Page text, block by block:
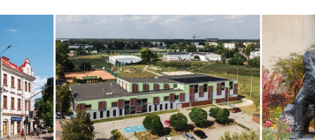
ciemną